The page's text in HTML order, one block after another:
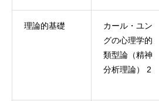
理論的基礎
カール・ユン
グの心理学的
類型論（精神
分析理論） 2